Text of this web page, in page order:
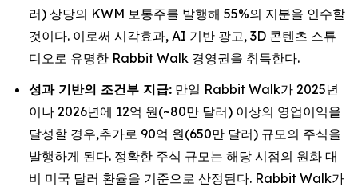
러) 상당의 KWM 보통주를 발행해 55%의 지분을 인수할
것이다. 이로써 시각효과, AI 기반 광고, 3D 콘텐츠 스튜
디오로 유명한 Rabbit Walk 경영권을 취득한다.
성과 기반의 조건부 지급: 만일 Rabbit Walk가 2025년
이나 2026년에 12억 원(~80만 달러) 이상의 영업이익을
달성할 경우,추가로 90억 원(650만 달러) 규모의 주식을
발행하게 된다. 정확한 주식 규모는 해당 시점의 원화 대
비 미국 달러 환율을 기준으로 산정된다. Rabbit Walk가